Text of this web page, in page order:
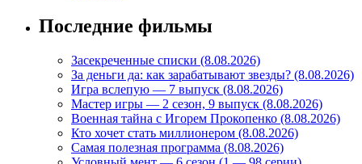
Последние фильмы
Засекреченные списки (8.08.2026)
За деньги да: как зарабатывают звезды? (8.08.2026)
Игра вслепую — 7 выпуск (8.08.2026)
Мастер игры — 2 сезон, 9 выпуск (8.08.2026)
Военная тайна с Игорем Прокопенко (8.08.2026)
Кто хочет стать миллионером (8.08.2026)
Самая полезная программа (8.08.2026)